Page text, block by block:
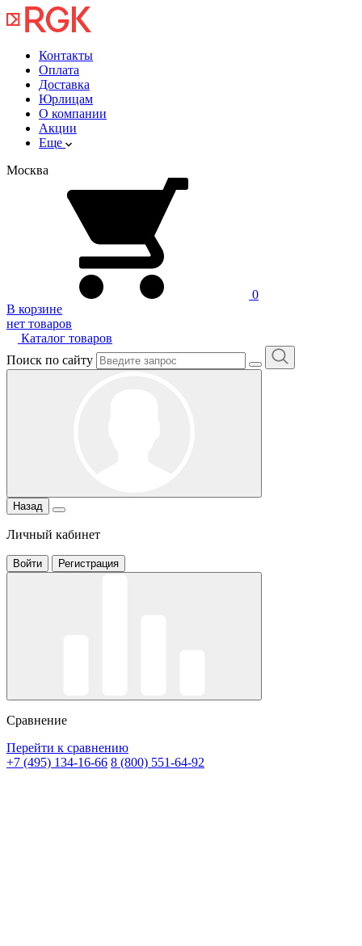
Контакты
Оплата
Доставка
Юрлицам
О компании
Акции
Еще
Москва
0
В корзине
нет товаров
Каталог товаров
Поиск по сайту
Назад
Личный кабинет
Войти Регистрация
Сравнение
Перейти к сравнению
+7 (495) 134-16-66 8 (800) 551-64-92